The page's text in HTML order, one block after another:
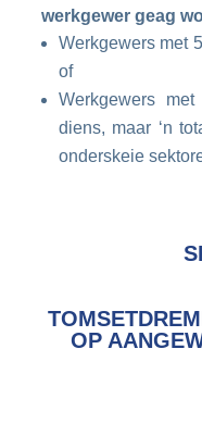
werkgewer geag
Werkgewers met
of
Werkgewers
diens, maar ‘n
onderskeie
OP